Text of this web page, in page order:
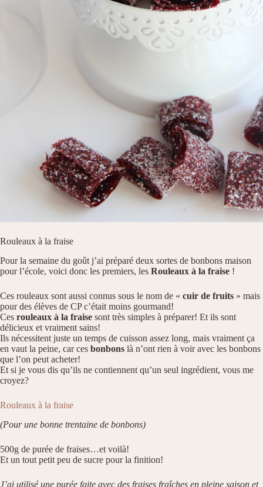
Rouleaux à la fraise
Pour la semaine du goût j’ai préparé deux sortes de bonbons maison
pour l’école, voici donc les premiers, les Rouleaux à la fraise !
Ces rouleaux sont aussi connus sous le nom de « cuir de fruits » mais
pour des élèves de CP c’était moins gourmand!
Ces rouleaux à la fraise sont très simples à préparer! Et ils sont
délicieux et vraiment sains!
Ils nécessitent juste un temps de cuisson assez long, mais vraiment ça
en vaut la peine, car ces bonbons là n’ont rien à voir avec les bonbons
que l’on peut acheter!
Et si je vous dis qu’ils ne contiennent qu’un seul ingrédient, vous me
croyez?
Rouleaux à la fraise
(Pour une bonne trentaine de bonbons)
500g de purée de fraises…et voilà!
Et un tout petit peu de sucre pour la finition!
J’ai utilisé une purée faite avec des fraises fraîches en pleine saison et